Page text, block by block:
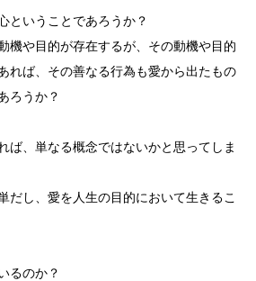
ということであろうか？
機や目的が存在するが、その動機や目的
れば、その善なる行為も愛から出たもの
ろうか？
ば、単なる概念ではないかと思ってしま
だし、愛を人生の目的において生きるこ
るのか？